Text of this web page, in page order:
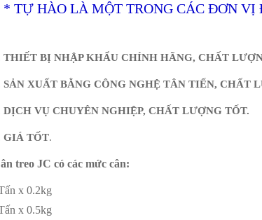
* TỰ HÀO LÀ MỘT TRONG CÁC ĐƠN
THIẾT BỊ NHẬP KHẨU CHÍNH HÃNG, CHẤT
SẢN XUẤT BẰNG CÔNG NGHỆ TÂN TIẾN, CHẤT
DỊCH VỤ CHUYÊN NGHIỆP, CHẤT LƯỢNG TỐT.
GIÁ TỐT.
treo JC có các mức cân:
x 0.2kg
x 0.5kg